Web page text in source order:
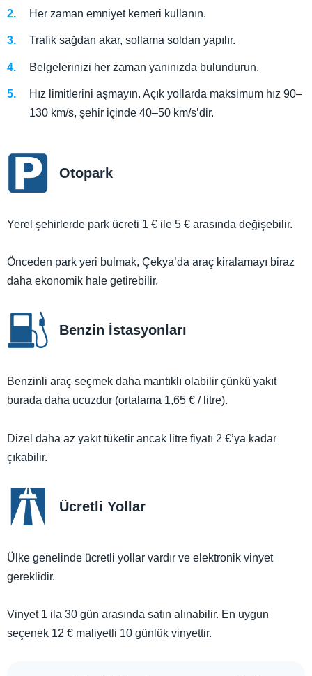
Her zaman emniyet kemeri kullanın.
Trafik sağdan akar, sollama soldan yapılır.
Belgelerinizi her zaman yanınızda bulundurun.
Hız limitlerini aşmayın. Açık yollarda maksimum hız 90–
130 km/s, şehir içinde 40–50 km/s’dir.
Otopark
Yerel şehirlerde park ücreti 1 € ile 5 € arasında değişebilir.
Önceden park yeri bulmak, Çekya’da araç kiralamayı biraz
daha ekonomik hale getirebilir.
Benzin İstasyonları
Benzinli araç seçmek daha mantıklı olabilir çünkü yakıt
burada daha ucuzdur (ortalama 1,65 € / litre).
Dizel daha az yakıt tüketir ancak litre fiyatı 2 €’ya kadar
çıkabilir.
Ücretli Yollar
Ülke genelinde ücretli yollar vardır ve elektronik vinyet
gereklidir.
Vinyet 1 ila 30 gün arasında satın alınabilir. En uygun
seçenek 12 € maliyetli 10 günlük vinyettir.